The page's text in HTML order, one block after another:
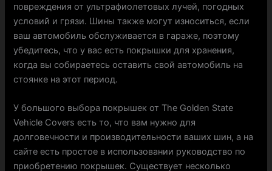
повреждения от ультрафиолетовых лучей, погодных
условий и грязи. Шины также могут износиться, если
ваш автомобиль обслуживается в гараже, поэтому
убедитесь, что у вас есть покрышки для хранения,
когда вы собираетесь оставить свой автомобиль на
стоянке на этот период.
У большого выбора покрышек от The Golden State
Vehicle Covers есть то, что вам нужно для
долговечности и производительности ваших шин, а на
сайте есть простое в использовании руководство по
приобретению покрышек. Существует несколько